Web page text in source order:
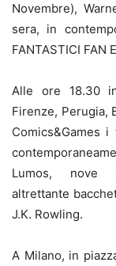
Novembre),
sera, in
FANTASTICI FAN
Alle ore 18.30
Firenze, Perugia,
Comics&Games
Lumos, nove
altrettante
J.K. Rowling.
A Milano, in